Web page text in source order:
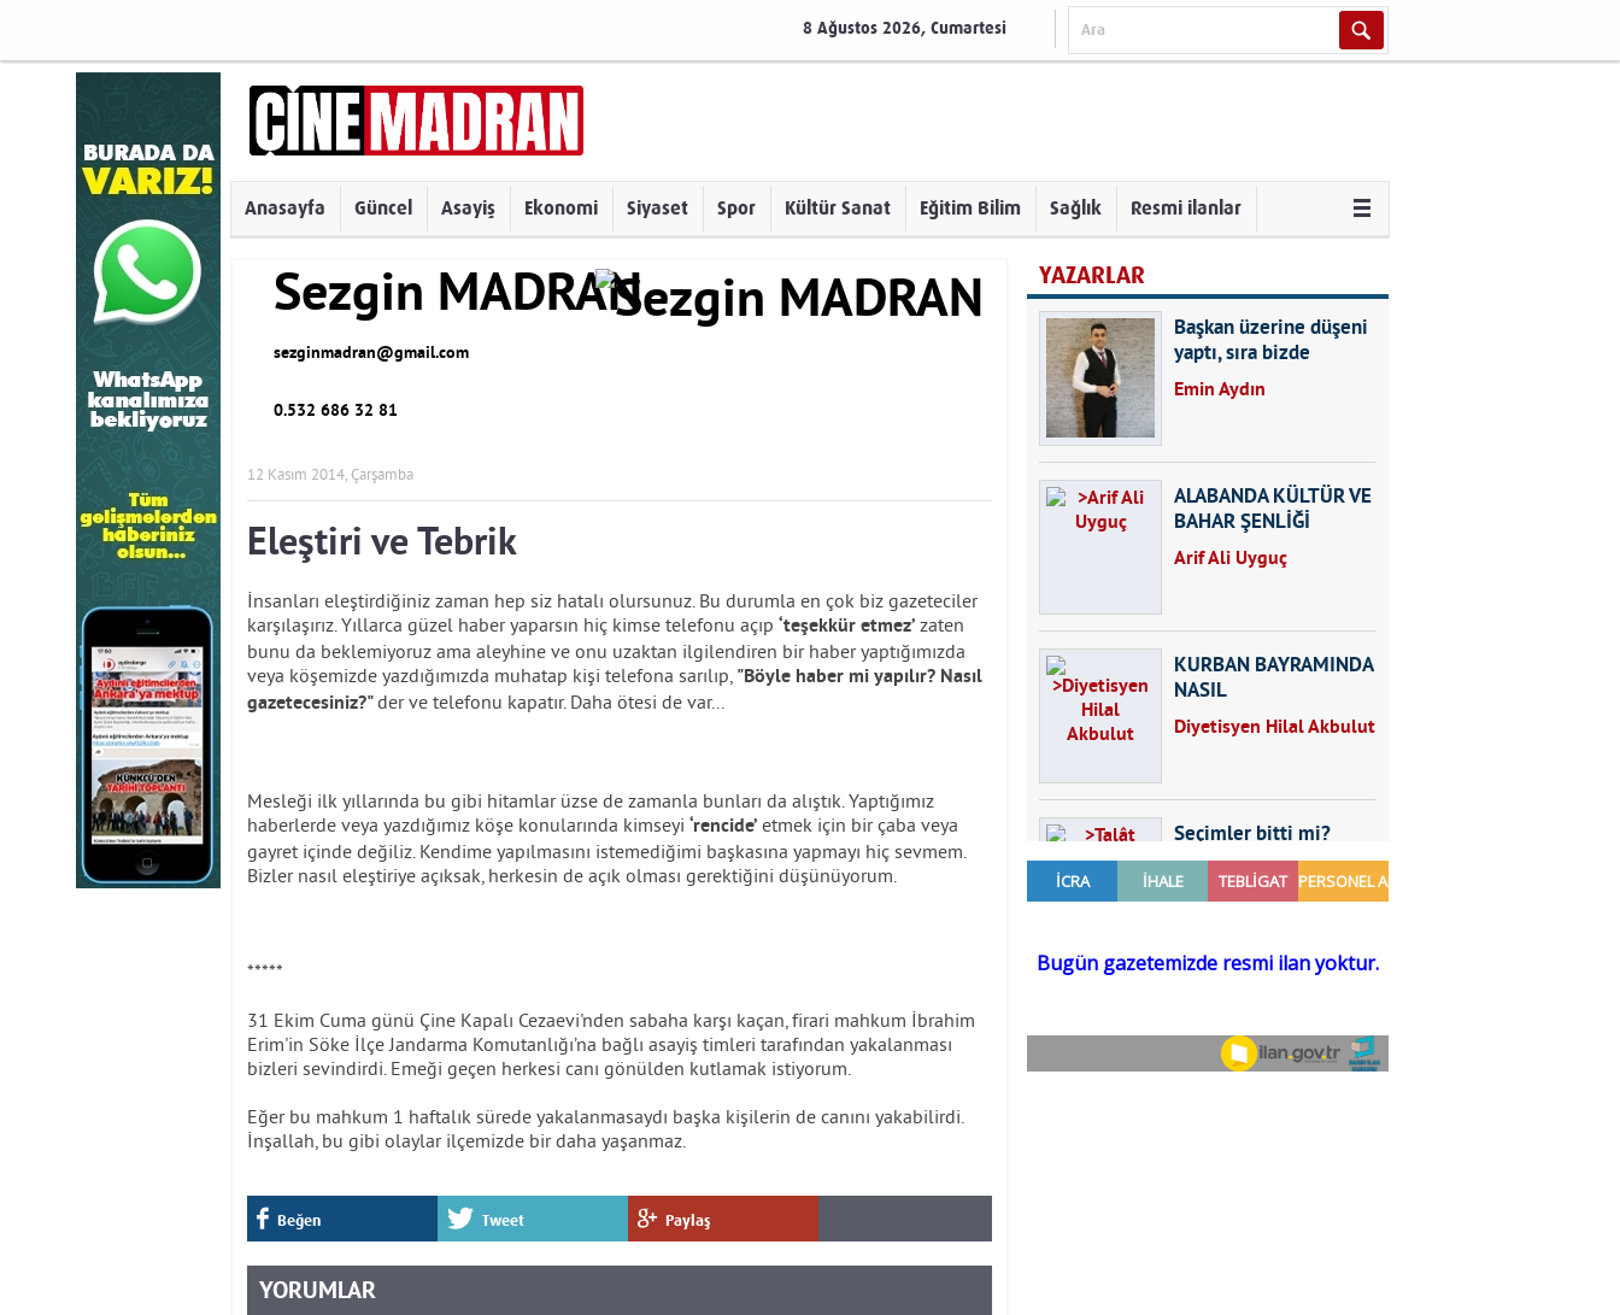
8 Ağustos 2026, Cumartesi
Anasayfa Güncel Asayiş Ekonomi Siyaset Spor Kültür Sanat Eğitim Bilim Sağlık Resmi ilanlar
Sezgin MADRAN
sezginmadran@gmail.com
0.532 686 32 81
12 Kasım 2014, Çarşamba
Eleştiri ve Tebrik
İnsanları eleştirdiğiniz zaman hep siz hatalı olursunuz. Bu durumla en çok biz gazeteciler
karşılaşırız. Yıllarca güzel haber yaparsın hiç kimse telefonu açıp ‘teşekkür etmez’ zaten
bunu da beklemiyoruz ama aleyhine ve onu uzaktan ilgilendiren bir haber yaptığımızda
veya köşemizde yazdığımızda muhatap kişi telefona sarılıp, "Böyle haber mi yapılır? Nasıl
gazetecesiniz?"der ve telefonu kapatır. Daha ötesi de var...
Mesleği ilk yıllarında bu gibi hitamlar üzse de zamanla bunları da alıştık. Yaptığımız
haberlerde veya yazdığımız köşe konularında kimseyi ‘rencide’ etmek için bir çaba veya
gayret içinde değiliz. Kendime yapılmasını istemediğimi başkasına yapmayı hiç sevmem.
Bizler nasıl eleştiriye açıksak, herkesin de açık olması gerektiğini düşünüyorum.
*****
31 Ekim Cuma günü Çine Kapalı Cezaevi'nden sabaha karşı kaçan, firari mahkum İbrahim
Erim'in Söke İlçe Jandarma Komutanlığı’na bağlı asayiş timleri tarafından yakalanması
bizleri sevindirdi. Emeği geçen herkesi canı gönülden kutlamak istiyorum.
Eğer bu mahkum 1 haftalık sürede yakalanmasaydı başka kişilerin de canını yakabilirdi.
İnşallah, bu gibi olaylar ilçemizde bir daha yaşanmaz.
Beğen Tweet Paylaş
YORUMLAR
YAZARLAR
Başkan üzerine düşeni
yaptı, sıra bizde
Emin Aydın
ALABANDA KÜLTÜR VE
BAHAR ŞENLİĞİ
Arif Ali Uyguç
KURBAN BAYRAMINDA
NASIL
BESLENMELİYİZ?
Diyetisyen Hilal Akbulut
Seçimler bitti mi?
Talât Yörük
Sezgin MADRAN